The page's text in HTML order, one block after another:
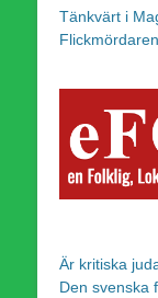
Tänkvärt i
Flickmördaren
Är kritiska
Den svenska